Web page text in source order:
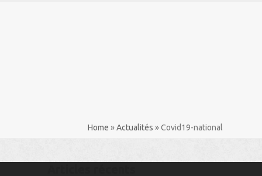
Home »Actualités »Covid19-national